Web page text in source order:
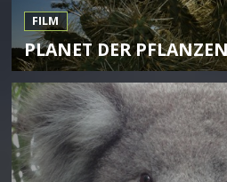
FILM
PLANET DER